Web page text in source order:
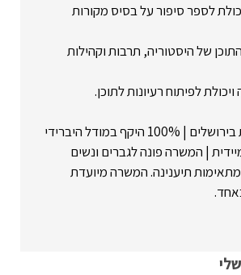
לספר סיפור על בסיס מקורות
של היסטוריה, תרבות וקהילות
ויכולת לפיתוח רעיונות לתוכן.
המשרה ממוקמת בירושלים | 100% היקף במודל היברידי
| המשרה פונה לגברים ונשים
תיענינה. המשרה מיועדת